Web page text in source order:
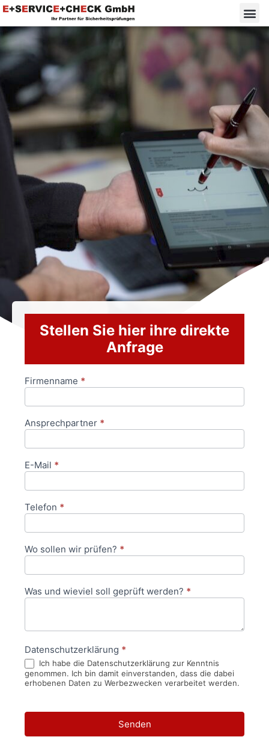
Stellen Sie hier ihre direkte
Anfrage
Anfrageformular
Firmenname *
Ansprechpartner *
E-Mail *
Telefon *
Wo sollen wir prüfen? *
Was und wieviel soll geprüft werden? *
Datenschutzerklärung *
Ich habe die Datenschutzerklärung zur Kenntnis
genommen. Ich bin damit einverstanden, dass die dabei
erhobenen Daten zu Werbezwecken verarbeitet werden.
Senden